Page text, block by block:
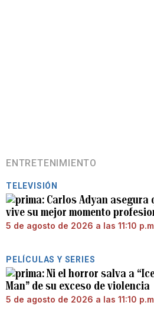
ENTRETENIMIENTO
TELEVISIÓN
Carlos Adyan asegura
vive su mejor momento
5 de agosto de 2026 a las 11:10
PELÍCULAS Y SERIES
Ni el horror salva a
Man” de su exceso de violencia
5 de agosto de 2026 a las 11:10